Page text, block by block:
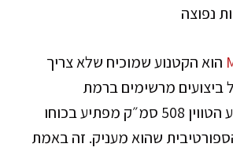
נפוצה
הוא הקטנוע שמוכיח שלא צריך
ביצועים מרשימים ברמת
סופר-סקוטר. המנוע הטווין 508 סמ״ק מפתיע בכוחו
שהוא מעניק. זה באמת